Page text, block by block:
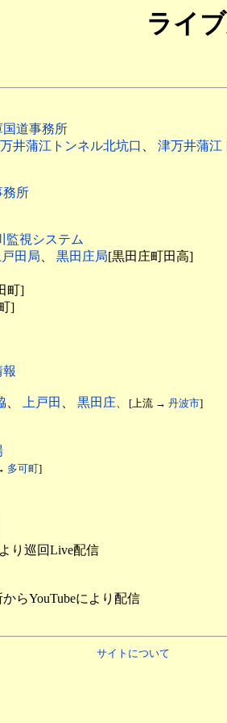
ライ
国道事務所
井蒲江トンネル北坑口 、 津万井蒲江
務所
監視システム
田局、 黒田庄局[黒田庄町田高]
町]
]
、 上戸田 、 黒田庄、 [上流 → 丹波市]
多可町]
り巡回Live配信
らYouTubeにより配信
サイトについて